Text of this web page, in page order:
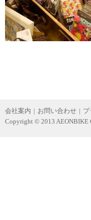
会社案内 | お問い合わせ |
Copyright © 2013 AEONBIKE